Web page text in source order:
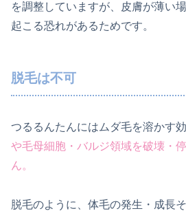
を調整していますが、皮膚が薄い
起こる恐れがあるためです。
脱毛は不可
つるるんたんにはムダ毛を溶かす
や毛母細胞・バルジ領域を破壊・
ん。
脱毛のように、体毛の発生・成長